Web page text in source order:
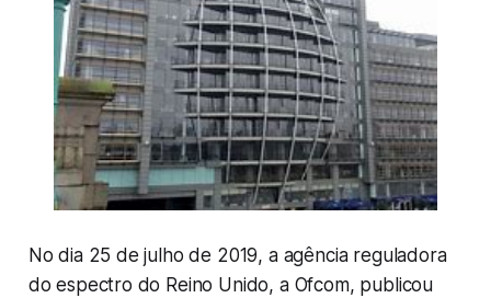
No dia 25 de julho de 2019, a agência reguladora
do espectro do Reino Unido, a Ofcom, publicou